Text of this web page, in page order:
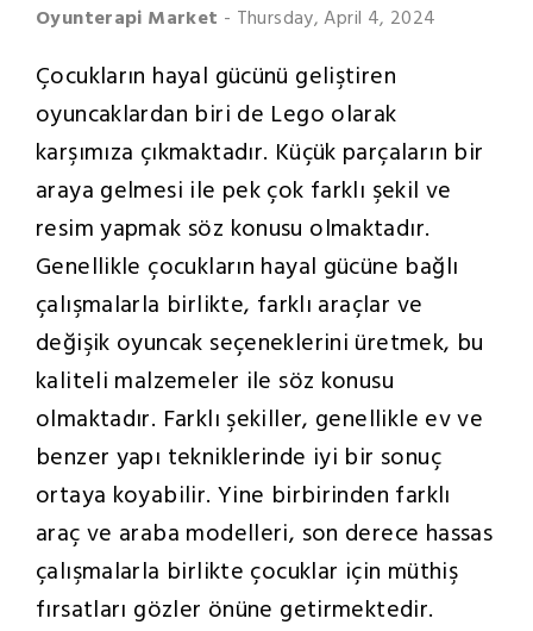
Oyunterapi Market - Thursday, April 4, 2024
Çocukların hayal gücünü geliştiren
oyuncaklardan biri de Lego olarak
karşımıza çıkmaktadır. Küçük parçaların bir
araya gelmesi ile pek çok farklı şekil ve
resim yapmak söz konusu olmaktadır.
Genellikle çocukların hayal gücüne bağlı
çalışmalarla birlikte, farklı araçlar ve
değişik oyuncak seçeneklerini üretmek, bu
kaliteli malzemeler ile söz konusu
olmaktadır. Farklı şekiller, genellikle ev ve
benzer yapı tekniklerinde iyi bir sonuç
ortaya koyabilir. Yine birbirinden farklı
araç ve araba modelleri, son derece hassas
çalışmalarla birlikte çocuklar için müthiş
fırsatları gözler önüne getirmektedir.